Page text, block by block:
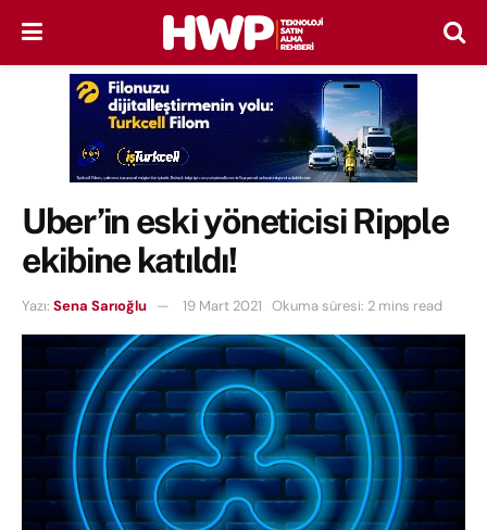
Uber’in eski yöneticisi Ripple
ekibine katıldı!
Yazı: Sena Sarıoğlu 19 Mart 2021 Okuma süresi: 2 mins read